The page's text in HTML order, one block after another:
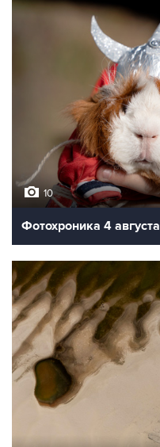
10
Фотохроника 4 августа